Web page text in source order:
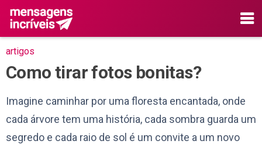
artigos
Como tirar fotos bonitas?
Imagine caminhar por uma floresta encantada, onde
cada árvore tem uma história, cada sombra guarda um
segredo e cada raio de sol é um convite a um novo